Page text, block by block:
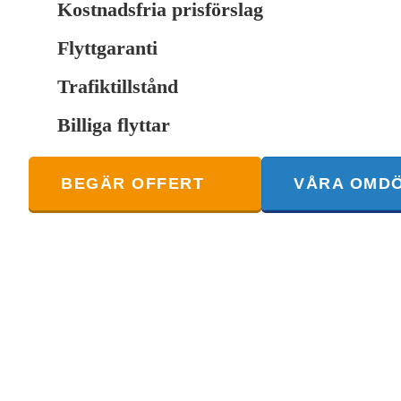
Kostnadsfria prisförslag
Flyttgaranti
Trafiktillstånd
Billiga flyttar
BEGÄR OFFERT VÅRA